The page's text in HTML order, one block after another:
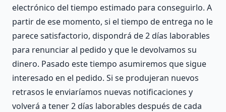
electrónico del tiempo estimado para conseguirlo. A
partir de ese momento, si el tiempo de entrega no le
parece satisfactorio, dispondrá de 2 días laborables
para renunciar al pedido y que le devolvamos su
dinero. Pasado este tiempo asumiremos que sigue
interesado en el pedido. Si se produjeran nuevos
retrasos le enviaríamos nuevas notificaciones y
volverá a tener 2 días laborables después de cada